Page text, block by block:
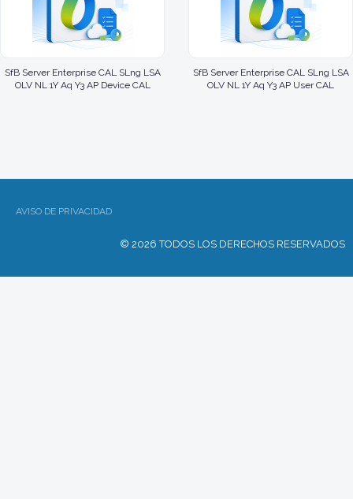
SfB Server Enterprise CAL SLng LSA
OLV NL 1Y Aq Y3 AP Device CAL
SfB Server Enterprise CAL SLng LSA
OLV NL 1Y Aq Y3 AP User CAL
AVISO DE PRIVACIDAD
© 2026 TODOS LOS DERECHOS RESERVADOS